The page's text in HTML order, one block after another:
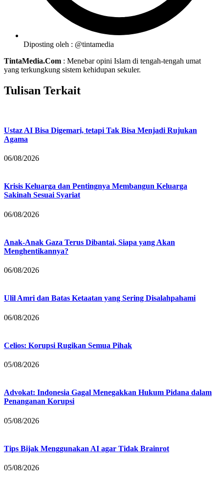
Diposting oleh : @tintamedia
TintaMedia.Com : Menebar opini Islam di tengah-tengah umat
yang terkungkung sistem kehidupan sekuler.
Tulisan Terkait
Ustaz AI Bisa Digemari, tetapi Tak Bisa Menjadi Rujukan
Agama
06/08/2026
Krisis Keluarga dan Pentingnya Membangun Keluarga
Sakinah Sesuai Syariat
06/08/2026
Anak-Anak Gaza Terus Dibantai, Siapa yang Akan
Menghentikannya?
06/08/2026
Ulil Amri dan Batas Ketaatan yang Sering Disalahpahami
06/08/2026
Celios: Korupsi Rugikan Semua Pihak
05/08/2026
Advokat: Indonesia Gagal Menegakkan Hukum Pidana dalam
Penanganan Korupsi
05/08/2026
Tips Bijak Menggunakan AI agar Tidak Brainrot
05/08/2026